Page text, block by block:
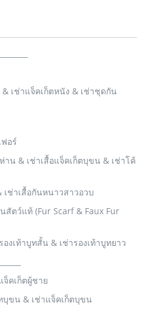
เช่าแจ็คเก็ตหนัง & เช่าชุดกัน
อร์
าน & เช่าเสื้อแจ็คเก็ตบุขน & เช่าโค้
เช่าเสื้อกันหนาวสาวอวบ
สัตว์แท้ (Fur Scarf & Faux Fur
งเท้าบูทสั้น & เช่ารองเท้าบูทยาว
จ็คเก็ตผู้ชาย
บุขน & เช่าแจ็คเก็ตบุขน